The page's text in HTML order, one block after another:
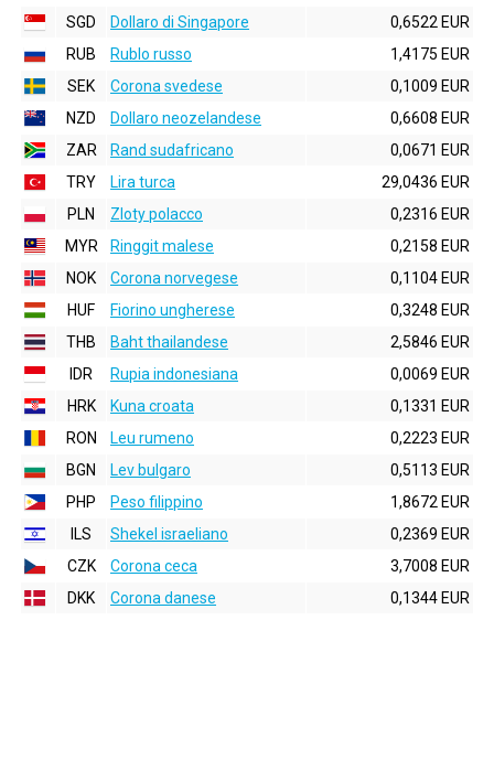
SGD
Dollaro di Singapore
0,6522 EUR
RUB
Rublo russo
1,4175 EUR
SEK
Corona svedese
0,1009 EUR
NZD
Dollaro neozelandese
0,6608 EUR
ZAR
Rand sudafricano
0,0671 EUR
TRY
Lira turca
29,0436 EUR
PLN
Zloty polacco
0,2316 EUR
MYR
Ringgit malese
0,2158 EUR
NOK
Corona norvegese
0,1104 EUR
HUF
Fiorino ungherese
0,3248 EUR
THB
Baht thailandese
2,5846 EUR
IDR
Rupia indonesiana
0,0069 EUR
HRK
Kuna croata
0,1331 EUR
RON
Leu rumeno
0,2223 EUR
BGN
Lev bulgaro
0,5113 EUR
PHP
Peso filippino
1,8672 EUR
ILS
Shekel israeliano
0,2369 EUR
CZK
Corona ceca
3,7008 EUR
DKK
Corona danese 0,1344 EUR